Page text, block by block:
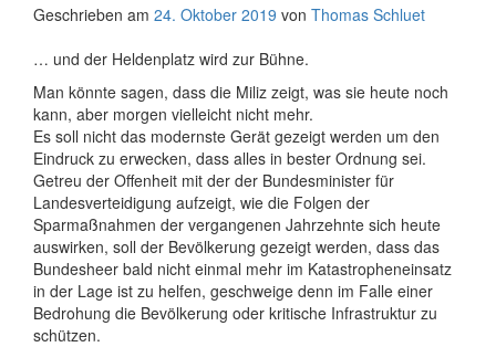
Geschrieben am 24. Oktober 2019 von Thomas Schluet
… und der Heldenplatz wird zur Bühne.
Man könnte sagen, dass die Miliz zeigt, was sie heute noch
kann, aber morgen vielleicht nicht mehr.
Es soll nicht das modernste Gerät gezeigt werden um den
Eindruck zu erwecken, dass alles in bester Ordnung sei.
Getreu der Offenheit mit der der Bundesminister für
Landesverteidigung aufzeigt, wie die Folgen der
Sparmaßnahmen der vergangenen Jahrzehnte sich heute
auswirken, soll der Bevölkerung gezeigt werden, dass das
Bundesheer bald nicht einmal mehr im Katastropheneinsatz
in der Lage ist zu helfen, geschweige denn im Falle einer
Bedrohung die Bevölkerung oder kritische Infrastruktur zu
schützen.